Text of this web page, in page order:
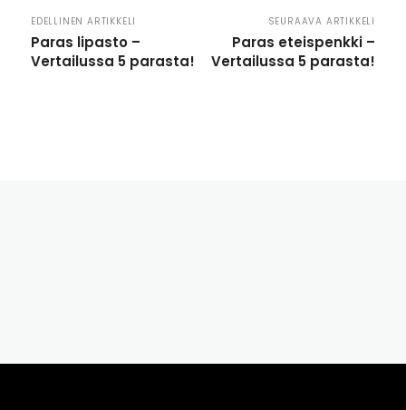
EDELLINEN ARTIKKELI
Paras lipasto –
Vertailussa 5 parasta!
SEURAAVA ARTIKKELI
Paras eteispenkki –
Vertailussa 5 parasta!